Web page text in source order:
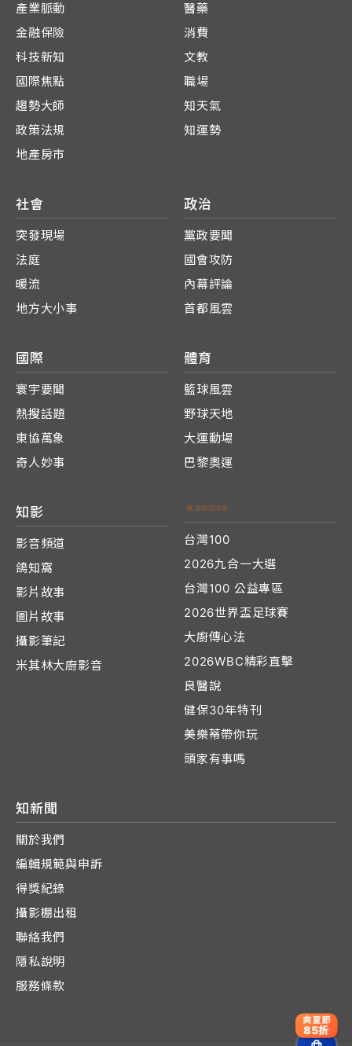
產業脈動
金融保險
科技新知
國際焦點
趨勢大師
政策法規
地產房市
醫藥
消費
文教
職場
知天氣
知運勢
社會
突發現場
法庭
暖流
地方大小事
政治
黨政要聞
國會攻防
內幕評論
首都風雲
國際
寰宇要聞
熱搜話題
東協萬象
奇人妙事
體育
籃球風雲
野球天地
大運動場
巴黎奧運
知影
影音頻道
鴿知窩
影片故事
圖片故事
攝影筆記
米其林大廚影音
台灣100
2026九合一大選
台灣100 公益專區
2026世界盃足球賽
大廚傳心法
2026WBC精彩直擊
良醫說
健保30年特刊
美樂蒂帶你玩
頭家有事嗎
知新聞
關於我們
編輯規範與申訴
得獎紀錄
攝影棚出租
聯絡我們
隱私說明
服務條款
爽夏節
85折